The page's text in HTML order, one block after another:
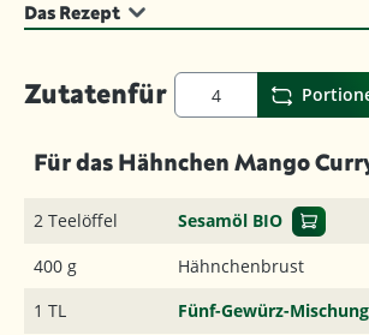
Das Rezept
Zutatenfür
Für das Hähnchen Mango
2 Teelöffel
Sesamöl BIO
400 g
Hähnchenbrust
1 TL
Fünf-Gewürz-Mischung